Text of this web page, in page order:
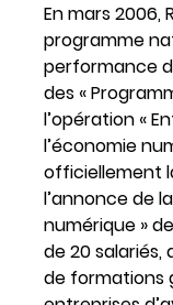
En mars 2006,
programme
performance
des «
l’opération «
l’économie
officiellement
l’annonce de
numérique »
de 20 salariés,
de formations